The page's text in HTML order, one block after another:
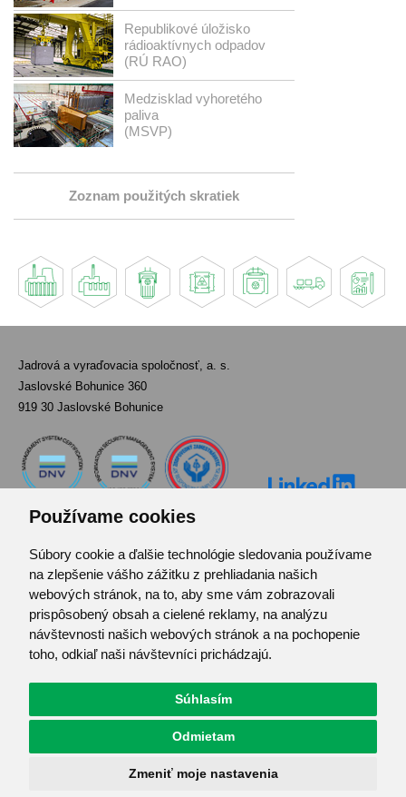
Používame cookies
Súbory cookie a ďalšie technológie sledovania používame
na zlepšenie vášho zážitku z prehliadania našich
webových stránok, na to, aby sme vám zobrazovali
prispôsobený obsah a cielené reklamy, na analýzu
návštevnosti našich webových stránok a na pochopenie
toho, odkiaľ naši návštevníci prichádzajú.
Súhlasím
Odmietam
Zmeniť moje nastavenia
Republikové úložisko
rádioaktívnych odpadov
(RÚ RAO)
Medzisklad vyhoretého
paliva
(MSVP)
Zoznam použitých skratiek
Jadrová a vyraďovacia spoločnosť, a. s.
Jaslovské Bohunice 360
919 30 Jaslovské Bohunice
Kontakt
Pozvánka do infocentra
Zoznam použitých skratiek
Mapa stránok
RSS
Centrum predvolieb cookies